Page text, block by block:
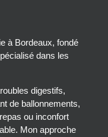
à Bordeaux, fondé
dans les
digestifs,
de ballonnements,
ou inconfort
Mon approche